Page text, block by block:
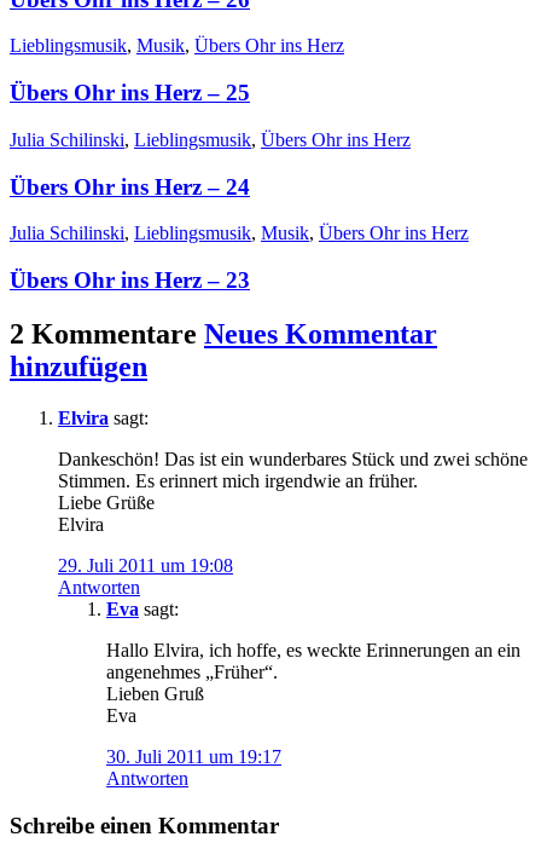
Lieblingsmusik, Musik, Übers Ohr ins Herz
Übers Ohr ins Herz – 25
Julia Schilinski, Lieblingsmusik, Übers Ohr ins Herz
Übers Ohr ins Herz – 24
Julia Schilinski, Lieblingsmusik, Musik, Übers Ohr ins Herz
Übers Ohr ins Herz – 23
2 Kommentare Neues Kommentar
hinzufügen
Elvira sagt:
Dankeschön! Das ist ein wunderbares Stück und zwei schöne
Stimmen. Es erinnert mich irgendwie an früher.
Liebe Grüße
Elvira
29. Juli 2011 um 19:08
Antworten
Eva sagt:
Hallo Elvira, ich hoffe, es weckte Erinnerungen an ein
angenehmes „Früher“.
Lieben Gruß
Eva
30. Juli 2011 um 19:17
Antworten
Schreibe einen Kommentar